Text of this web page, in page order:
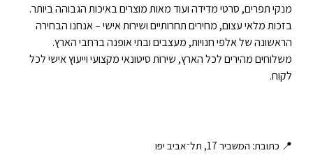
מנקי תפרים, סרטי מדידה ועוד מאות מוצרים באיכות הגבוהה ביותר.
בזכות מלאי עצום, מחירים תחרותיים ושירות אישי – אנחנו הבחירה
הראשונה של אלפי חנויות, מעצבים ובתי אופנה ברחבי הארץ.
משלוחים מהירים לכל הארץ, שירות סיטונאי מקצועי וייעוץ אישי לכל
לקוח.
📍 כתובת: המשביר 17, תל־אביב יפו